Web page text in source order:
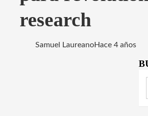
research
Samuel LaureanoHace 4 años